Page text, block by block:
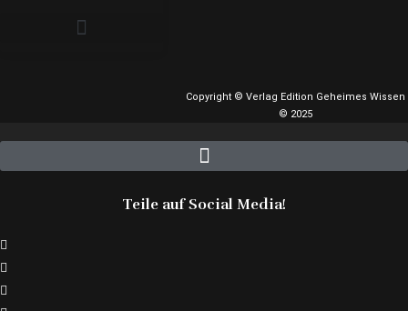
Copyright © Verlag Edition Geheimes Wissen
© 2025
Teile auf Social Media!